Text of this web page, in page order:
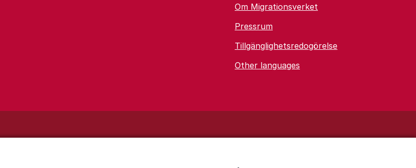
Om Migrationsverket
Pressrum
Tillgänglighetsredogörelse
Other languages